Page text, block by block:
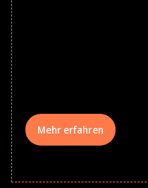
Mehr erfahren